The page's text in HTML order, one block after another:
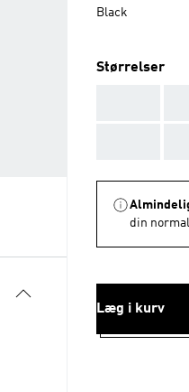
Black
Størrelser
din
Læg i kurv